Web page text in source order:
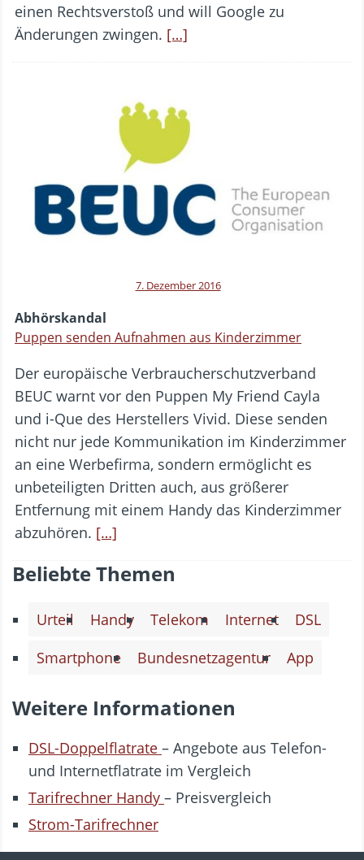
einen Rechtsverstoß und will Google zu
Änderungen zwingen. […]
7. Dezember 2016
Abhörskandal
Puppen senden Aufnahmen aus Kinderzimmer
Der europäische Verbraucherschutzverband
BEUC warnt vor den Puppen My Friend Cayla
und i-Que des Herstellers Vivid. Diese senden
nicht nur jede Kommunikation im Kinderzimmer
an eine Werbefirma, sondern ermöglicht es
unbeteiligten Dritten auch, aus größerer
Entfernung mit einem Handy das Kinderzimmer
abzuhören. […]
Beliebte Themen
Urteil Handy Telekom Internet
DSL
Smartphone
Bundesnetzagentur App
Weitere Informationen
DSL-Doppelflatrate – Angebote aus Telefon-
und Internetflatrate im Vergleich
Tarifrechner Handy – Preisvergleich
Strom-Tarifrechner